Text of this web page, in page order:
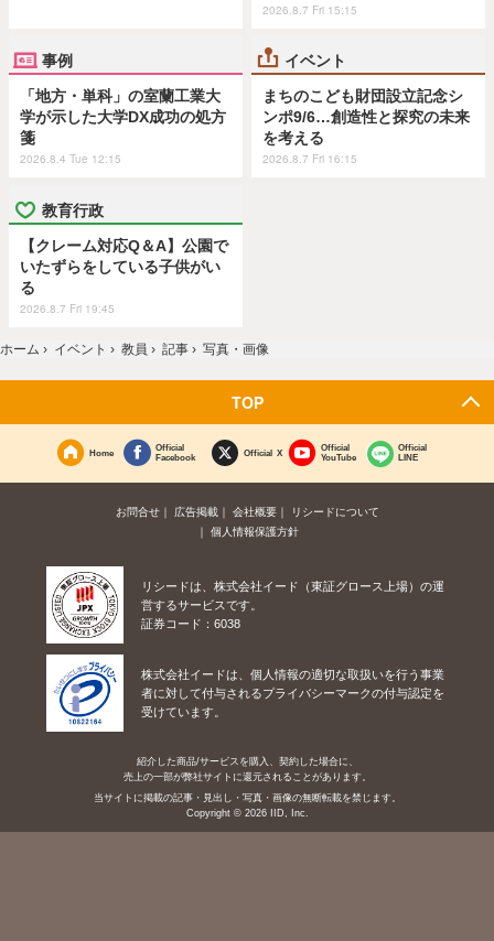
2026.8.7 Fri 15:15
事例
「地方・単科」の室蘭工業大
学が示した大学DX成功の処方
箋
2026.8.4 Tue 12:15
イベント
まちのこども財団設立記念シ
ンポ9/6…創造性と探究の未来
を考える
2026.8.7 Fri 16:15
教育行政
【クレーム対応Q＆A】公園で
いたずらをしている子供がい
る
2026.8.7 Fri 19:45
ホーム › イベント › 教員 › 記事 › 写真・画像
TOP
Home
Official
Facebook
Official X
Official
YouTube
Official
LINE
お問合せ 広告掲載 会社概要
リシードについて
個人情報保護方針
リシードは、株式会社イード（東証グロース上場）の運
営するサービスです。
証券コード：6038
株式会社イードは、個人情報の適切な取扱いを行う事業
者に対して付与されるプライバシーマークの付与認定を
受けています。
紹介した商品/サービスを購入、契約した場合に、
売上の一部が弊社サイトに還元されることがあります。
当サイトに掲載の記事・見出し・写真・画像の無断転載を禁じます。
Copyright © 2026 IID, Inc.